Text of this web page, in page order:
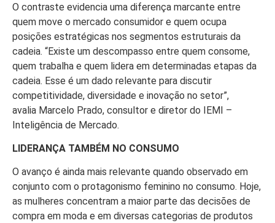
O contraste evidencia uma diferença marcante entre
quem move o mercado consumidor e quem ocupa
posições estratégicas nos segmentos estruturais da
cadeia. “Existe um descompasso entre quem consome,
quem trabalha e quem lidera em determinadas etapas da
cadeia. Esse é um dado relevante para discutir
competitividade, diversidade e inovação no setor”,
avalia Marcelo Prado, consultor e diretor do IEMI –
Inteligência de Mercado.
LIDERANÇA TAMBÉM NO CONSUMO
O avanço é ainda mais relevante quando observado em
conjunto com o protagonismo feminino no consumo. Hoje,
as mulheres concentram a maior parte das decisões de
compra em moda e em diversas categorias de produtos